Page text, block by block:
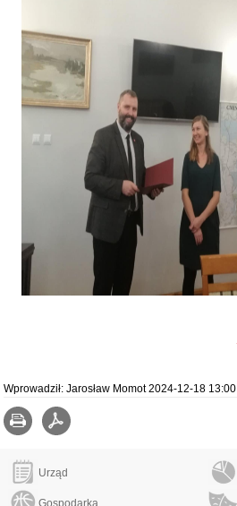
Wprowadził:Jarosław Momot2024-12-18 13:00
Drukuj
Urząd
Gospodarka